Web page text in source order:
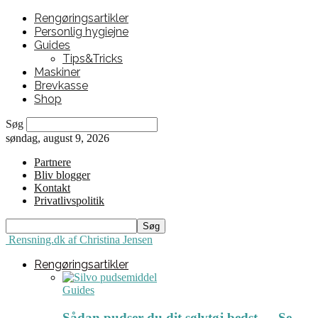
Rengøringsartikler
Personlig hygiejne
Guides
Tips&Tricks
Maskiner
Brevkasse
Shop
Søg
søndag, august 9, 2026
Partnere
Bliv blogger
Kontakt
Privatlivspolitik
Rensning.dk af Christina Jensen
Rengøringsartikler
Guides